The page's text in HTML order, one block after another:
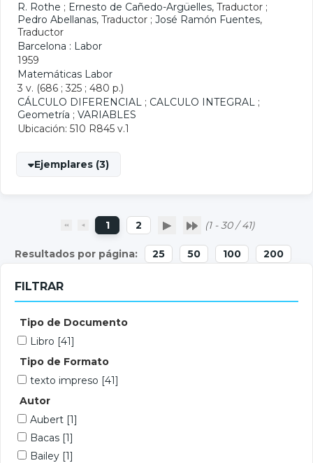
R. Rothe ; Ernesto de Cañedo-Argüelles, Traductor ;
Pedro Abellanas, Traductor ; José Ramón Fuentes,
Traductor
Barcelona : Labor
1959
Matemáticas Labor
3 v. (686 ; 325 ; 480 p.)
CÁLCULO DIFERENCIAL ; CALCULO INTEGRAL ;
Geometría ; VARIABLES
Ubicación: 510 R845 v.1
Ejemplares (3)
1 2 (1 - 30 / 41)
25 50 100 200
FILTRAR
Tipo de Documento
Libro [41]
Tipo de Formato
texto impreso [41]
Autor
Aubert [1]
Bacas [1]
Bailey [1]